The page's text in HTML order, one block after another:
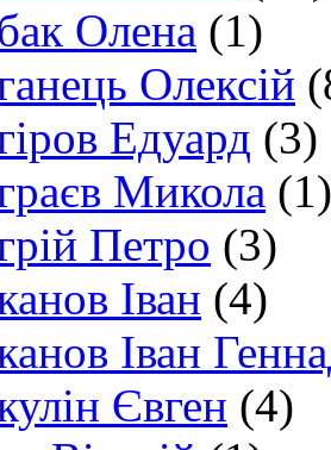
Олена (1)
Олексій
Едуард (3)
Микола (1)
Петро (3)
Іван (4)
Іван
Євген (4)